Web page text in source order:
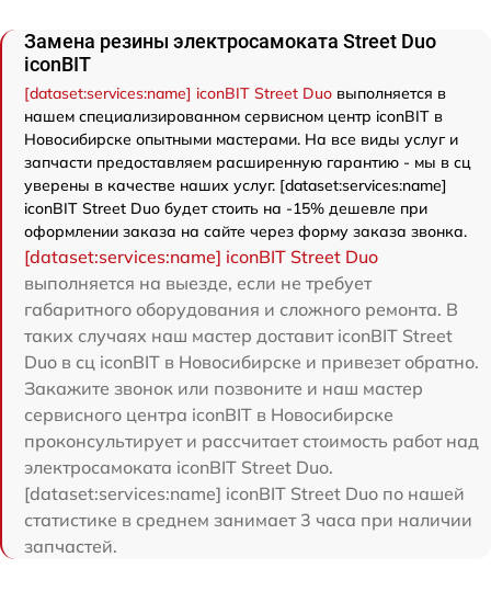
Замена резины электросамоката Street Duo
iconBIT
[dataset:services:name] iconBIT Street Duo выполняется в
нашем специализированном сервисном центр iconBIT в
Новосибирске опытными мастерами. На все виды услуг и
запчасти предоставляем расширенную гарантию - мы в сц
уверены в качестве наших услуг. [dataset:services:name]
iconBIT Street Duo будет стоить на -15% дешевле при
оформлении заказа на сайте через форму заказа звонка.
[dataset:services:name] iconBIT Street Duo
выполняется на выезде, если не требует
габаритного оборудования и сложного ремонта. В
таких случаях наш мастер доставит iconBIT Street
Duo в сц iconBIT в Новосибирске и привезет обратно.
Закажите звонок или позвоните и наш мастер
сервисного центра iconBIT в Новосибирске
проконсультирует и рассчитает стоимость работ над
электросамоката iconBIT Street Duo.
[dataset:services:name] iconBIT Street Duo по нашей
статистике в среднем занимает 3 часа при наличии
запчастей.